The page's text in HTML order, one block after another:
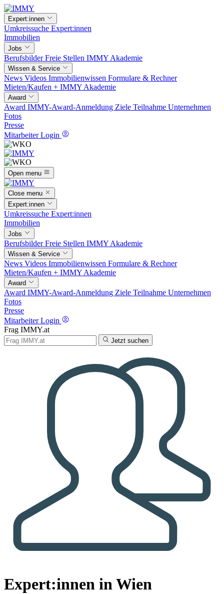
Expert:innen
Umkreissuche Expert:innen
Immobilien
Jobs
BerufsbilderFreie Stellen IMMY Akademie
Wissen & Service
News Videos Immobilienwissen Formulare & Rechner
Mieten/Kaufen + IMMY Akademie
Award
Award IMMY-Award-Anmeldung Ziele Teilnahme Unternehmen
Fotos
Presse
Mitarbeiter Login
Open menu
Close menu
Expert:innen
Umkreissuche Expert:innen
Immobilien
Jobs
BerufsbilderFreie Stellen IMMY Akademie
Wissen & Service
News Videos Immobilienwissen Formulare & Rechner
Mieten/Kaufen + IMMY Akademie
Award
Award IMMY-Award-Anmeldung Ziele Teilnahme Unternehmen
Fotos
Presse
Mitarbeiter Login
Frag IMMY.at
Jetzt suchen
Expert:innen in Wien